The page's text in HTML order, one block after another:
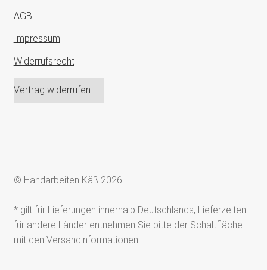
AGB
Impressum
Widerrufsrecht
Vertrag widerrufen
© Handarbeiten Käß 2026
* gilt für Lieferungen innerhalb Deutschlands, Lieferzeiten
für andere Länder entnehmen Sie bitte der Schaltfläche
mit den Versandinformationen.